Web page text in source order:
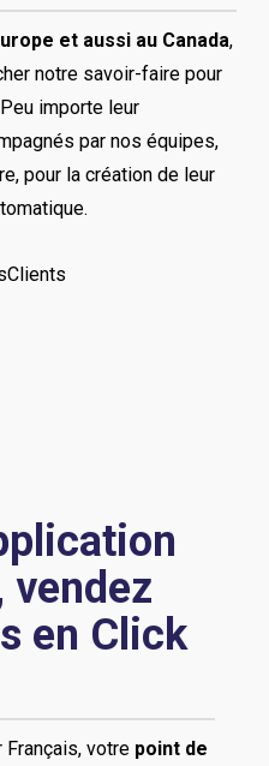
et aussi au Canada,
notre savoir-faire pour
importe leur
par nos équipes,
pour la création de leur
vendez
en Click
Français, votre point de